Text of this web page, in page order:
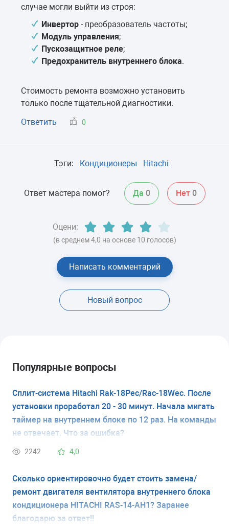
случае могли выйти из строя:
Инвертор - преобразователь частоты;
Модуль управления;
Пускозащитное реле;
Предохранитель внутреннего блока.
Стоимость ремонта возможно установить
только после тщательной диагностики.
Ответить
0
Тэги: Кондиционеры Hitachi
Ответ мастера помог? Да 0 Нет 0
Оцени:
(в среднем 4,0 на основе 10 голосов)
Написать комментарий
Новый вопрос
Популярные вопросы
Сплит-система Hitachi Rak-18Pec/Rac-18Wec. После
установки проработал 20 - 30 минут. Начала мигать
таймер на внутреннем блоке по 12 раз. На команды
не отвечает. Что за ошибка?
2242 4,0
Cколько ориентировочно будет стоить замена/
ремонт двигателя вентилятора внутреннего блока
кондиционера HITACHI RAS-14-AH1? Заранее
благодарю за ответ!!